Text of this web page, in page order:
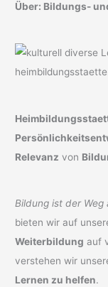
Über: Bildungs-
Relevanz von
Bildung ist der Weg
bieten wir auf
Weiterbildung auf
verstehen wir
Lernen zu helfen.